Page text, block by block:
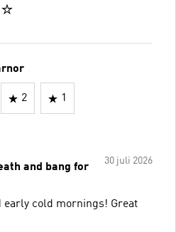
2 1
30 juli 2026
and bang for
cold mornings! Great